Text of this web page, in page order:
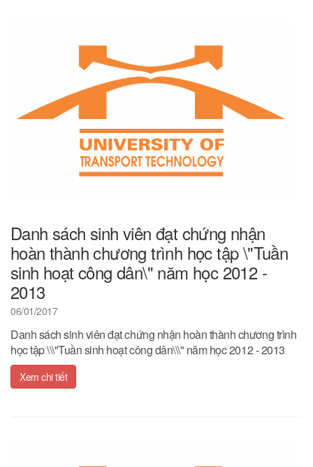
Danh sách sinh viên đạt chứng nhận
hoàn thành chương trình học tập \"Tuần
sinh hoạt công dân\" năm học 2012 -
2013
06/01/2017
Danh sách sinh viên đạt chứng nhận hoàn thành chương trình
học tập \\\"Tuần sinh hoạt công dân\\\" năm học 2012 - 2013
Xem chi tiết